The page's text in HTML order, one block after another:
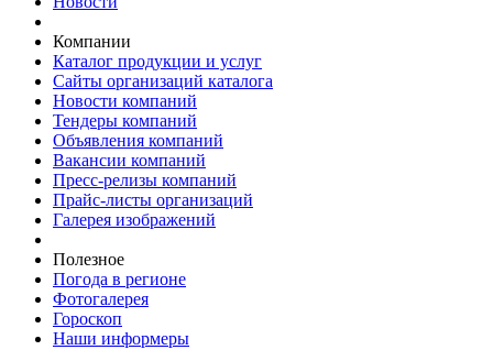
Компании
Каталог продукции и услуг
Сайты организаций каталога
Новости компаний
Тендеры компаний
Объявления компаний
Вакансии компаний
Пресс-релизы компаний
Прайс-листы организаций
Галерея изображений
Полезное
Погода в регионе
Фотогалерея
Гороскоп
Наши информеры